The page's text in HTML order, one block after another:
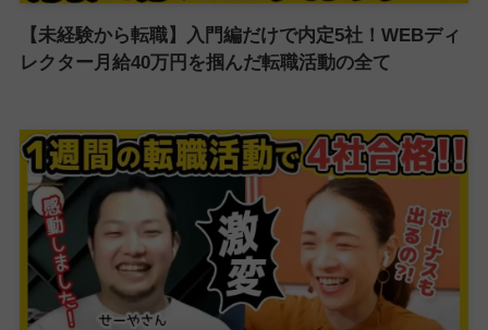
【未経験から転職】入門編だけで内定5社！WEBディ
レクター月給40万円を掴んだ転職活動の全て